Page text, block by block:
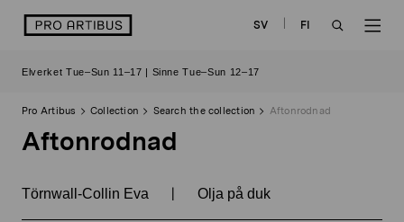
logo SV
FI
Elverket Tue–Sun 11–17 | Sinne Tue–Sun 12–17
Pro Artibus Collection Search the collection Aftonrodnad
Aftonrodnad
Törnwall-Collin Eva | Olja på duk